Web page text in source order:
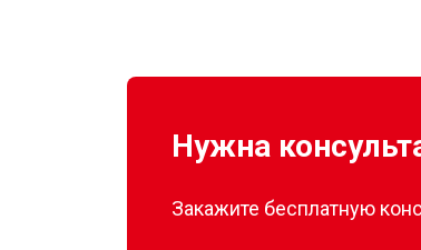
Нужна
Закажите бесплатную